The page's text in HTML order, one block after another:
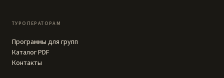
ТУРОПЕРАТОРАМ
Программы для групп
Каталог PDF
Контакты